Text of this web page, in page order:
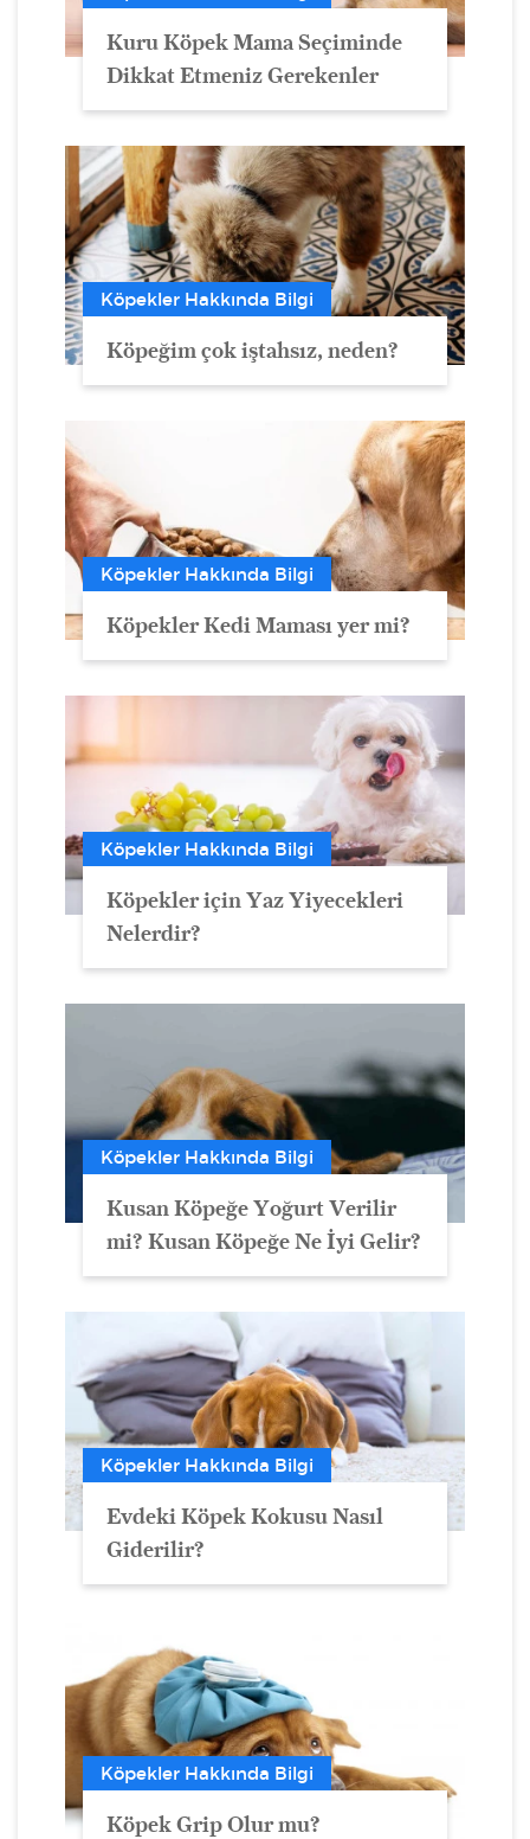
Kuru Köpek Mama Seçiminde
Dikkat Etmeniz Gerekenler
Köpekler Hakkında Bilgi
Köpeğim çok iştahsız, neden?
Köpekler Hakkında Bilgi
Köpekler Kedi Maması yer mi?
Köpekler Hakkında Bilgi
Köpekler için Yaz Yiyecekleri
Nelerdir?
Köpekler Hakkında Bilgi
Kusan Köpeğe Yoğurt Verilir
mi? Kusan Köpeğe Ne İyi Gelir?
Köpekler Hakkında Bilgi
Evdeki Köpek Kokusu Nasıl
Giderilir?
Köpekler Hakkında Bilgi
Köpek Grip Olur mu?